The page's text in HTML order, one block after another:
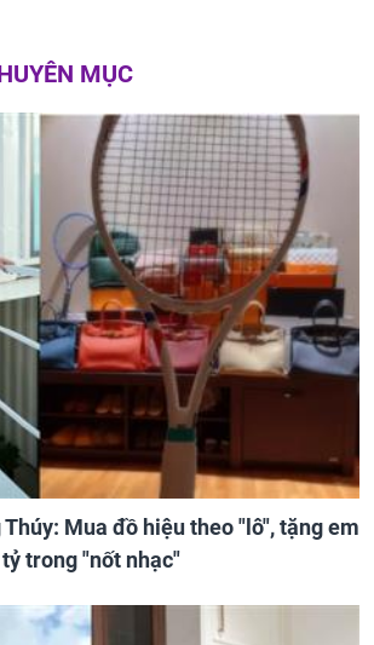
MỤC
Mua đồ hiệu theo "lô", tặng em
trong "nốt nhạc"